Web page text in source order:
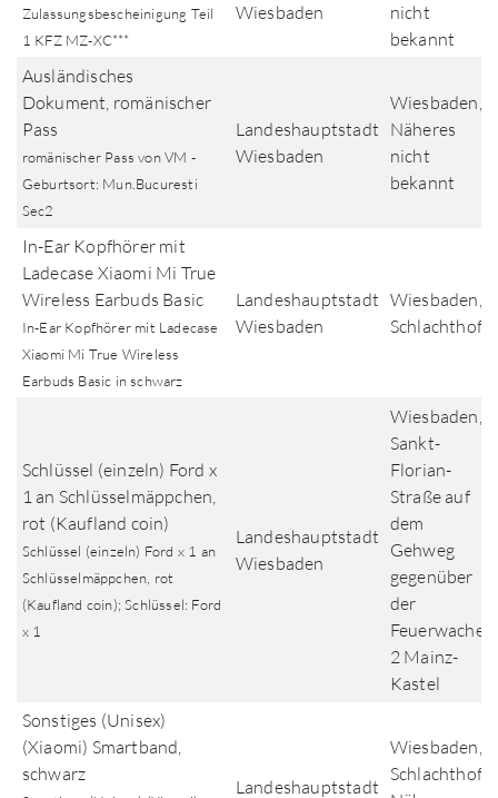
Zulassungsbescheinigung Teil
1 KFZ MZ-XC***
Wiesbaden
nicht
bekannt
Ausländisches
Dokument, romänischer
Pass
romänischer Pass von VM -
Geburtsort: Mun.Bucuresti
Sec2
Landeshauptstadt
Wiesbaden
Wiesbaden,
Näheres
nicht
bekannt
In-Ear Kopfhörer mit
Ladecase Xiaomi Mi True
Wireless Earbuds Basic
In-Ear Kopfhörer mit Ladecase
Xiaomi Mi True Wireless
Earbuds Basic in schwarz
Landeshauptstadt
Wiesbaden
Wiesbaden,
Schlachthof
Schlüssel (einzeln) Ford x
1 an Schlüsselmäppchen,
rot (Kaufland coin)
Schlüssel (einzeln) Ford x 1 an
Schlüsselmäppchen, rot
(Kaufland coin); Schlüssel: Ford
x 1
Landeshauptstadt
Wiesbaden
Wiesbaden,
Sankt-
Florian-
Straße auf
dem
Gehweg
gegenüber
der
Feuerwache
2 Mainz-
Kastel
Sonstiges (Unisex)
(Xiaomi) Smartband,
schwarz
Landeshauptstadt
Wiesbaden,
Schlachthof,